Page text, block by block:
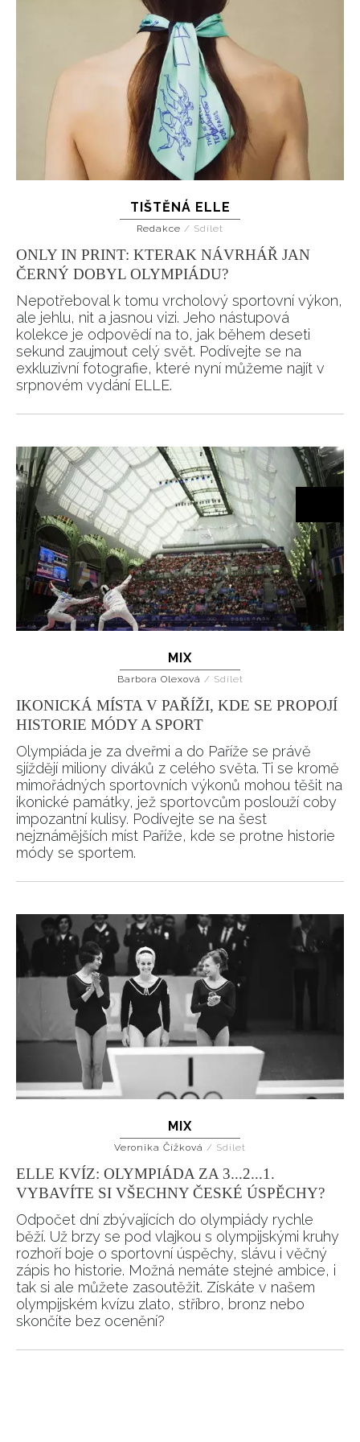
INFORMACE
REDAKCE
TIŠTĚNÁ ELLE
Redakce / Sdílet
ONLY IN PRINT: KTERAK NÁVRHÁŘ JAN
ČERNÝ DOBYL OLYMPIÁDU?
Nepotřeboval k tomu vrcholový sportovní výkon,
ale jehlu, nit a jasnou vizi. Jeho nástupová
kolekce je odpovědí na to, jak během deseti
sekund zaujmout celý svět. Podívejte se na
exkluzivní fotografie, které nyní můžeme najít v
srpnovém vydání ELLE.
MIX
Barbora Olexová / Sdílet
IKONICKÁ MÍSTA V PAŘÍŽI, KDE SE PROPOJÍ
HISTORIE MÓDY A SPORT
Olympiáda je za dveřmi a do Paříže se právě
sjíždějí miliony diváků z celého světa. Ti se kromě
mimořádných sportovních výkonů mohou těšit na
ikonické památky, jež sportovcům poslouží coby
impozantní kulisy. Podívejte se na šest
nejznámějších míst Paříže, kde se protne historie
módy se sportem.
MIX
Veronika Čížková / Sdílet
ELLE KVÍZ: OLYMPIÁDA ZA 3...2...1.
VYBAVÍTE SI VŠECHNY ČESKÉ ÚSPĚCHY?
Odpočet dní zbývajících do olympiády rychle
běží. Už brzy se pod vlajkou s olympijskými kruhy
rozhoří boje o sportovní úspěchy, slávu i věčný
zápis ho historie. Možná nemáte stejné ambice, i
tak si ale můžete zasoutěžit. Získáte v našem
olympijském kvízu zlato, stříbro, bronz nebo
skončíte bez ocenění?